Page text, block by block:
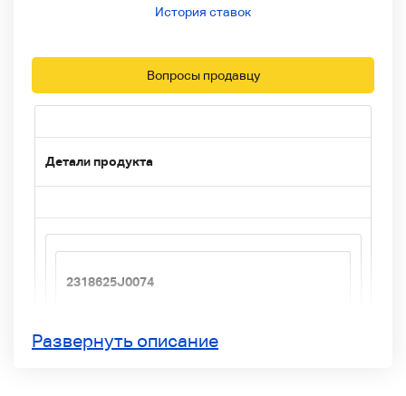
История ставок
Вопросы продавцу
Детали продукта
2318625J0074
Стелла, Артни
Развернуть описание